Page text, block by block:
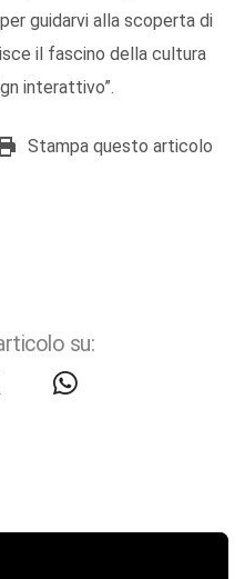
guidarvi alla scoperta di
il fascino della cultura
interattivo”.
Stampa questo articolo
su: